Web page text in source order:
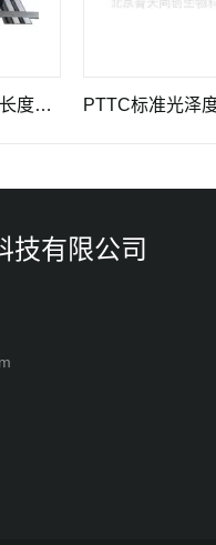
仪器 PTTC标准光泽度板-
技有限公司